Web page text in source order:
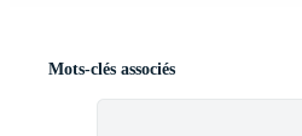
Mots-clés associés